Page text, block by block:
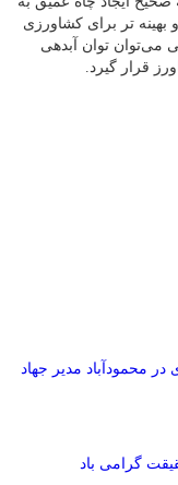
‌تر برای کشاورزی
می‌توان توان آبدهی
قرار گیرد.
در محمودآباد مدیر جهاد